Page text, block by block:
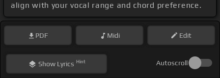
align with your vocal range and chord preference.
PDF Midi Edit
ShowLyrics Hint Autoscroll